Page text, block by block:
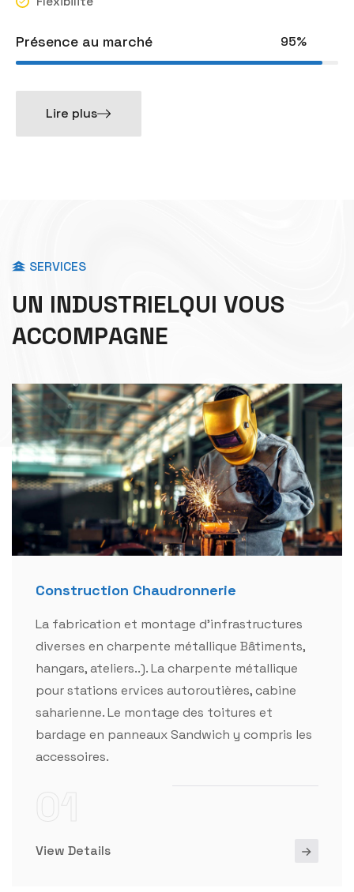
Présence au marché 95%
Lire plus
SERVICES
UN INDUSTRIELQUI VOUS
ACCOMPAGNE
Construction Chaudronnerie
La fabrication et montage d'infrastructures
diverses en charpente métallique Bâtiments,
hangars, ateliers..). La charpente métallique
pour stations ervices autoroutières, cabine
saharienne. Le montage des toitures et
bardage en panneaux Sandwich y compris les
accessoires.
View Details